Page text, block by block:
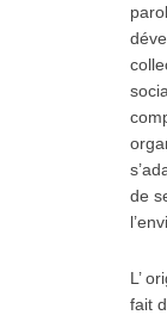
de
L’
fait